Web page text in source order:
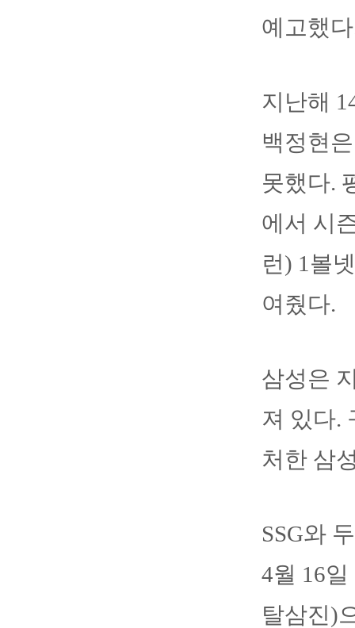
예고했
지난해
백정현
못했다.
에서 시
런) 1볼
여줬다.
삼성은
져 있다.
처한 삼
SSG와
4월 16
탈삼진)